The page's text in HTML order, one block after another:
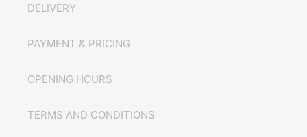
DELIVERY
PAYMENT & PRICING
OPENING HOURS
TERMS AND CONDITIONS